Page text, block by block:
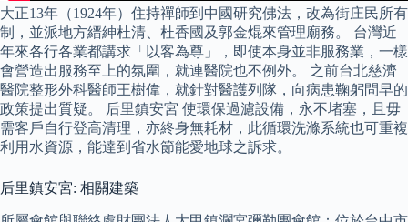
大正13年（1924年）住持禪師到中國研究佛法，改為街庄民所有
制，並派地方縉紳杜清、杜香國及郭金焜來管理廟務。 台灣近
年來各行各業都講求「以客為尊」，即使本身並非服務業，一樣
會營造出服務至上的氛圍，就連醫院也不例外。 之前台北慈濟
醫院整形外科醫師王樹偉，就針對醫護列隊，向病患鞠躬問早的
政策提出質疑。 后里鎮安宮 使環保過濾設備，永不堵塞，且毋
需客戶自行登高清理，亦終身無耗材，此循環洗滌系統也可重複
利用水資源，能達到省水節能愛地球之訴求。
后里鎮安宮: 相關建築